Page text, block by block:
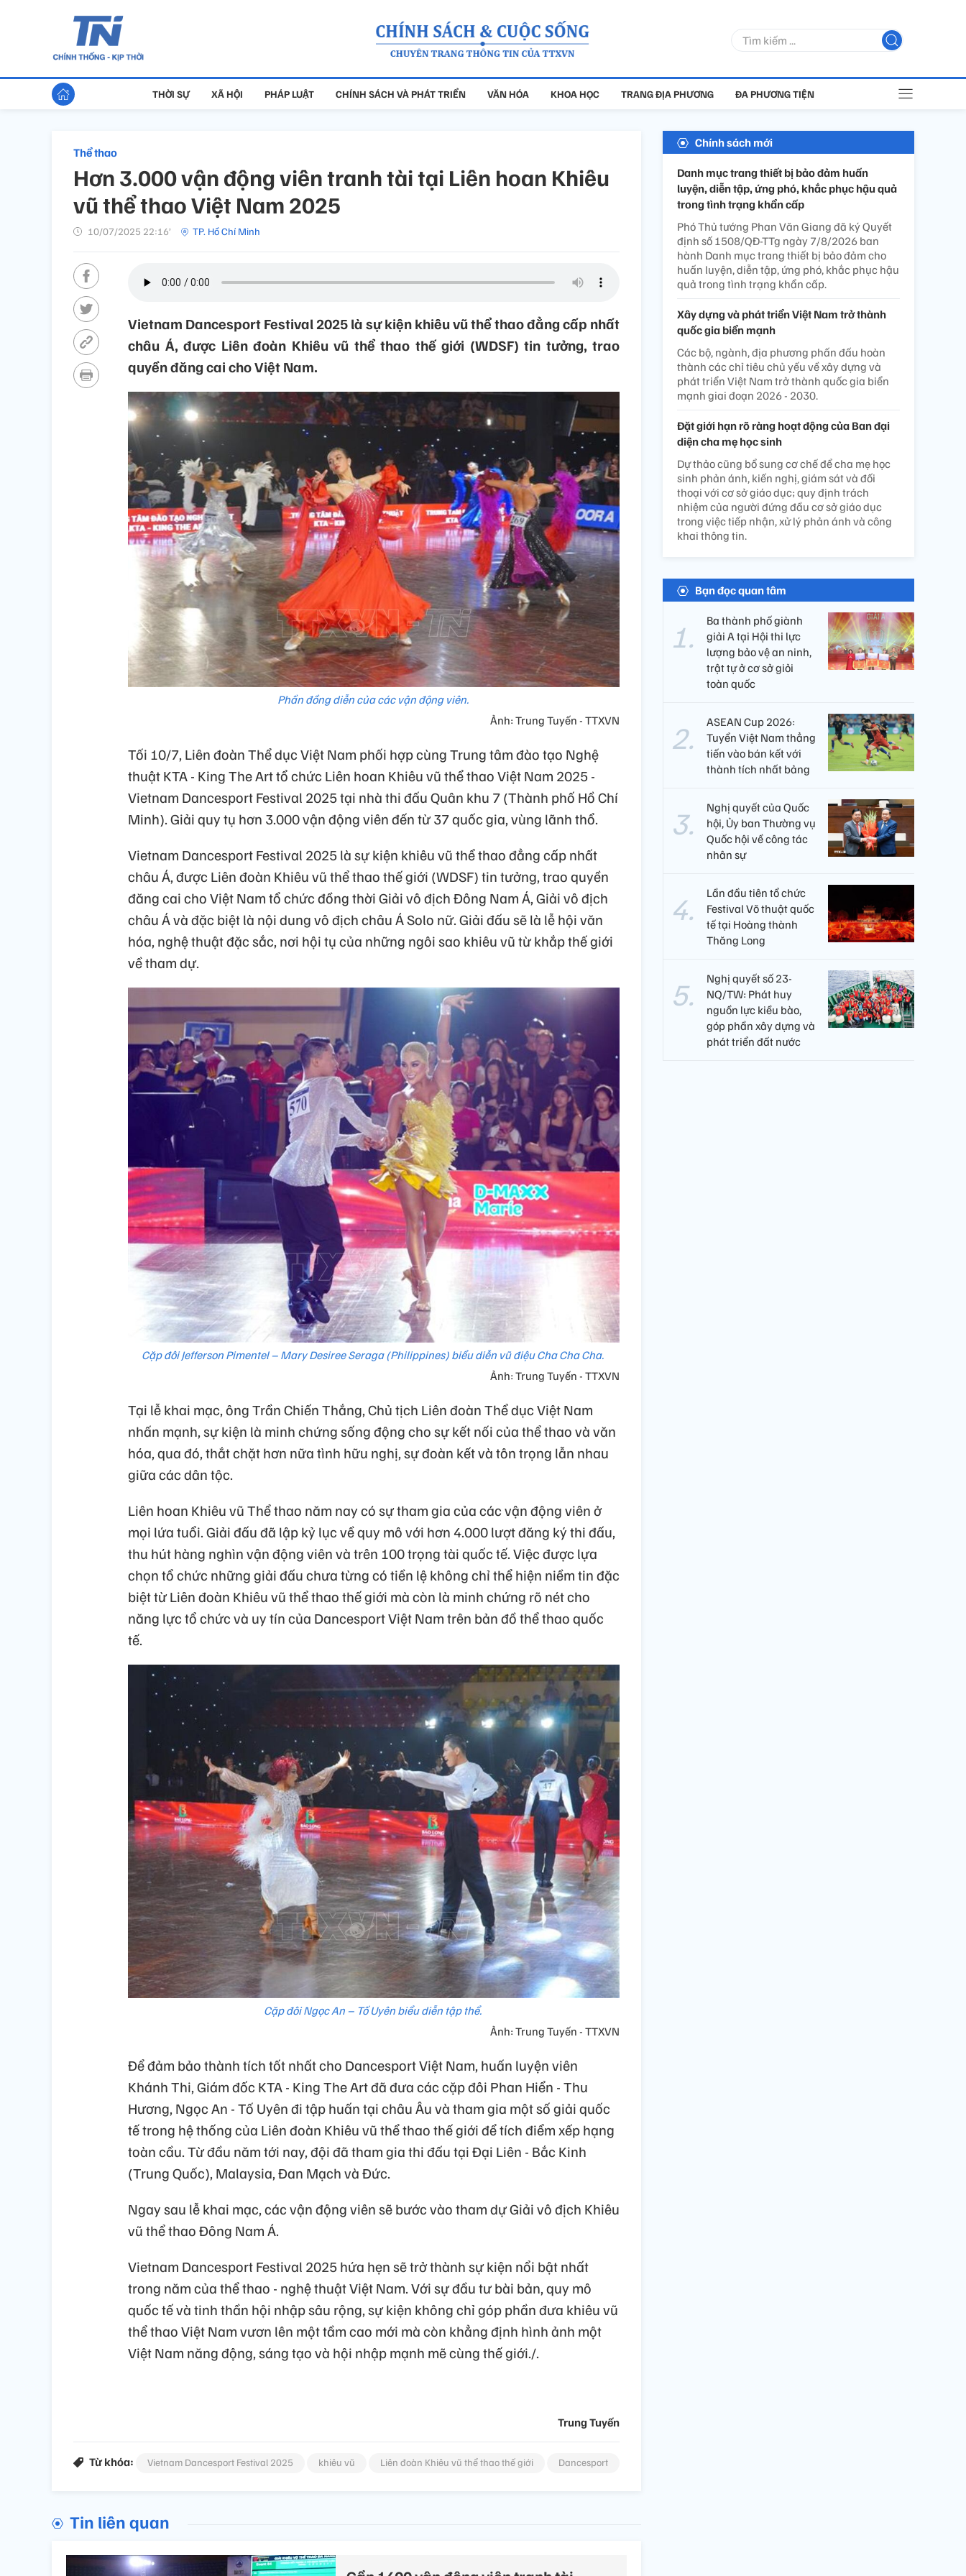
THỜI SỰ XÃ HỘI PHÁP LUẬT CHÍNH SÁCH VÀ PHÁT TRIỂN VĂN HÓA KHOA HỌC TRANG ĐỊA PHƯƠNG ĐA PHƯƠNG TIỆN
Thể thao
Hơn 3.000 vận động viên tranh tài tại Liên hoan Khiêu
vũ thể thao Việt Nam 2025
10/07/2025 22:16’ TP. Hồ Chí Minh
Vietnam Dancesport Festival 2025 là sự kiện khiêu vũ thể thao đẳng cấp nhất
châu Á, được Liên đoàn Khiêu vũ thể thao thế giới (WDSF) tin tưởng, trao
quyền đăng cai cho Việt Nam.
Phần đồng diễn của các vận động viên.
Ảnh: Trung Tuyến - TTXVN
Tối 10/7, Liên đoàn Thể dục Việt Nam phối hợp cùng Trung tâm đào tạo Nghệ
thuật KTA - King The Art tổ chức Liên hoan Khiêu vũ thể thao Việt Nam 2025 -
Vietnam Dancesport Festival 2025 tại nhà thi đấu Quân khu 7 (Thành phố Hồ Chí
Minh). Giải quy tụ hơn 3.000 vận động viên đến từ 37 quốc gia, vùng lãnh thổ.
Vietnam Dancesport Festival 2025 là sự kiện khiêu vũ thể thao đẳng cấp nhất
châu Á, được Liên đoàn Khiêu vũ thể thao thế giới (WDSF) tin tưởng, trao quyền
đăng cai cho Việt Nam tổ chức đồng thời Giải vô địch Đông Nam Á, Giải vô địch
châu Á và đặc biệt là nội dung vô địch châu Á Solo nữ. Giải đấu sẽ là lễ hội văn
hóa, nghệ thuật đặc sắc, nơi hội tụ của những ngôi sao khiêu vũ từ khắp thế giới
về tham dự.
Cặp đôi Jefferson Pimentel – Mary Desiree Seraga (Philippines) biểu diễn vũ điệu Cha Cha Cha.
Ảnh: Trung Tuyến - TTXVN
Tại lễ khai mạc, ông Trần Chiến Thắng, Chủ tịch Liên đoàn Thể dục Việt Nam
nhấn mạnh, sự kiện là minh chứng sống động cho sự kết nối của thể thao và văn
hóa, qua đó, thắt chặt hơn nữa tình hữu nghị, sự đoàn kết và tôn trọng lẫn nhau
giữa các dân tộc.
Liên hoan Khiêu vũ Thể thao năm nay có sự tham gia của các vận động viên ở
mọi lứa tuổi. Giải đấu đã lập kỷ lục về quy mô với hơn 4.000 lượt đăng ký thi đấu,
thu hút hàng nghìn vận động viên và trên 100 trọng tài quốc tế. Việc được lựa
chọn tổ chức những giải đấu chưa từng có tiền lệ không chỉ thể hiện niềm tin đặc
biệt từ Liên đoàn Khiêu vũ thể thao thế giới mà còn là minh chứng rõ nét cho
năng lực tổ chức và uy tín của Dancesport Việt Nam trên bản đồ thể thao quốc
tế.
Cặp đôi Ngọc An – Tố Uyên biểu diễn tập thể.
Ảnh: Trung Tuyến - TTXVN
Để đảm bảo thành tích tốt nhất cho Dancesport Việt Nam, huấn luyện viên
Khánh Thi, Giám đốc KTA - King The Art đã đưa các cặp đôi Phan Hiển - Thu
Hương, Ngọc An - Tố Uyên đi tập huấn tại châu Âu và tham gia một số giải quốc
tế trong hệ thống của Liên đoàn Khiêu vũ thể thao thế giới để tích điểm xếp hạng
toàn cầu. Từ đầu năm tới nay, đội đã tham gia thi đấu tại Đại Liên - Bắc Kinh
(Trung Quốc), Malaysia, Đan Mạch và Đức.
Ngay sau lễ khai mạc, các vận động viên sẽ bước vào tham dự Giải vô địch Khiêu
vũ thể thao Đông Nam Á.
Vietnam Dancesport Festival 2025 hứa hẹn sẽ trở thành sự kiện nổi bật nhất
trong năm của thể thao - nghệ thuật Việt Nam. Với sự đầu tư bài bản, quy mô
quốc tế và tinh thần hội nhập sâu rộng, sự kiện không chỉ góp phần đưa khiêu vũ
thể thao Việt Nam vươn lên một tầm cao mới mà còn khẳng định hình ảnh một
Việt Nam năng động, sáng tạo và hội nhập mạnh mẽ cùng thế giới./.
Trung Tuyến
Từ khóa: Vietnam Dancesport Festival 2025 khiêu vũ Liên đoàn Khiêu vũ thể thao thế giới Dancesport
Tin liên quan
Chính sách mới
Danh mục trang thiết bị bảo đảm huấn
luyện, diễn tập, ứng phó, khắc phục hậu quả
trong tình trạng khẩn cấp
Phó Thủ tướng Phan Văn Giang đã ký Quyết
định số 1508/QĐ-TTg ngày 7/8/2026 ban
hành Danh mục trang thiết bị bảo đảm cho
huấn luyện, diễn tập, ứng phó, khắc phục hậu
quả trong tình trạng khẩn cấp.
Xây dựng và phát triển Việt Nam trở thành
quốc gia biển mạnh
Các bộ, ngành, địa phương phấn đấu hoàn
thành các chỉ tiêu chủ yếu về xây dựng và
phát triển Việt Nam trở thành quốc gia biển
mạnh giai đoạn 2026 - 2030.
Đặt giới hạn rõ ràng hoạt động của Ban đại
diện cha mẹ học sinh
Dự thảo cũng bổ sung cơ chế để cha mẹ học
sinh phản ánh, kiến nghị, giám sát và đối
thoại với cơ sở giáo dục; quy định trách
nhiệm của người đứng đầu cơ sở giáo dục
trong việc tiếp nhận, xử lý phản ánh và công
khai thông tin.
Bạn đọc quan tâm
Ba thành phố giành
giải A tại Hội thi lực
lượng bảo vệ an ninh,
trật tự ở cơ sở giỏi
toàn quốc
ASEAN Cup 2026:
Tuyển Việt Nam thẳng
tiến vào bán kết với
thành tích nhất bảng
Nghị quyết của Quốc
hội, Ủy ban Thường vụ
Quốc hội về công tác
nhân sự
Lần đầu tiên tổ chức
Festival Võ thuật quốc
tế tại Hoàng thành
Thăng Long
Nghị quyết số 23-
NQ/TW: Phát huy
nguồn lực kiều bào,
góp phần xây dựng và
phát triển đất nước